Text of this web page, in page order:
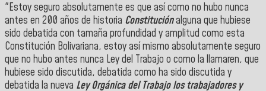
"Estoy seguro absolutamente es que así como no hubo nunca
antes en 200 años de historia Constituciónalguna que hubiese
sido debatida con tamaña profundidad y amplitud como esta
Constitución Bolivariana, estoy así mismo absolutamente seguro
que no hubo antes nunca Ley del Trabajo o como la llamaren, que
hubiese sido discutida, debatida como ha sido discutida y
debatida la nueva Ley Orgánica del Trabajo los trabajadores y